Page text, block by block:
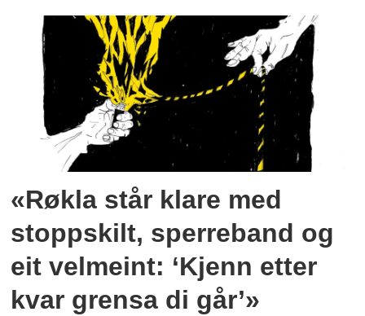
«Røkla står klare med
stoppskilt, sperreband og
eit velmeint: ‘Kjenn etter
kvar grensa di går’»